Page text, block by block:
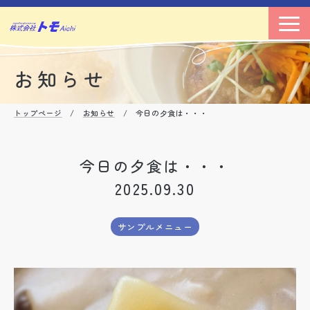
お知らせ
トップページ / お知らせ / 今日の夕食は・・・
今日の夕食は・・・
2025.09.30
サンプルメニュー